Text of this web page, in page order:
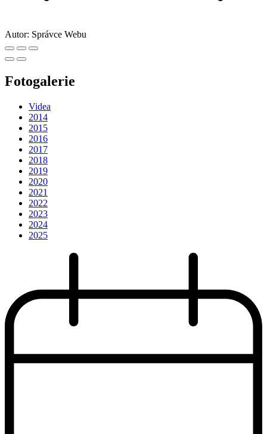
Autor: Správce Webu
Fotogalerie
Videa
2014
2015
2016
2017
2018
2019
2020
2021
2022
2023
2024
2025